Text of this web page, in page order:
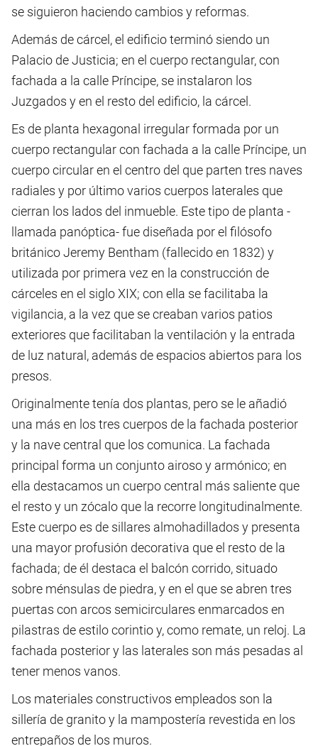
se siguieron haciendo cambios y reformas.
Además de cárcel, el edificio terminó siendo un
Palacio de Justicia; en el cuerpo rectangular, con
fachada a la calle Príncipe, se instalaron los
Juzgados y en el resto del edificio, la cárcel.
Es de planta hexagonal irregular formada por un
cuerpo rectangular con fachada a la calle Príncipe, un
cuerpo circular en el centro del que parten tres naves
radiales y por último varios cuerpos laterales que
cierran los lados del inmueble. Este tipo de planta -
llamada panóptica- fue diseñada por el filósofo
británico Jeremy Bentham (fallecido en 1832) y
utilizada por primera vez en la construcción de
cárceles en el siglo XIX; con ella se facilitaba la
vigilancia, a la vez que se creaban varios patios
exteriores que facilitaban la ventilación y la entrada
de luz natural, además de espacios abiertos para los
presos.
Originalmente tenía dos plantas, pero se le añadió
una más en los tres cuerpos de la fachada posterior
y la nave central que los comunica. La fachada
principal forma un conjunto airoso y armónico; en
ella destacamos un cuerpo central más saliente que
el resto y un zócalo que la recorre longitudinalmente.
Este cuerpo es de sillares almohadillados y presenta
una mayor profusión decorativa que el resto de la
fachada; de él destaca el balcón corrido, situado
sobre ménsulas de piedra, y en el que se abren tres
puertas con arcos semicirculares enmarcados en
pilastras de estilo corintio y, como remate, un reloj. La
fachada posterior y las laterales son más pesadas al
tener menos vanos.
Los materiales constructivos empleados son la
sillería de granito y la mampostería revestida en los
entrepaños de los muros.